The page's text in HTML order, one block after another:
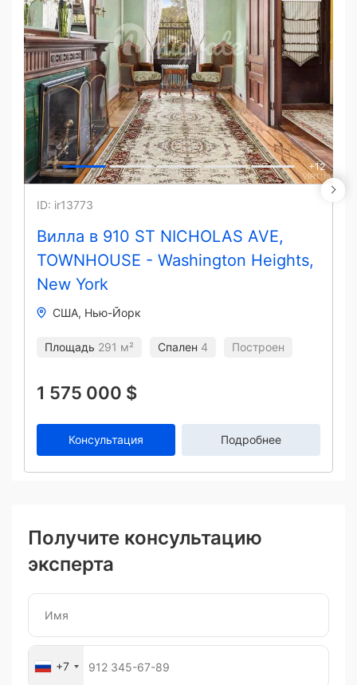
+12
Вилла в 910 ST NICHOLAS AVE,
TOWNHOUSE - Washington Heights,
New York
ID: ir13773
США Нью-Йорк
Площадь 291 м² Спален 4 Построен
1 575 000 $
Консультация Подробнее
Получите консультацию
эксперта
+7